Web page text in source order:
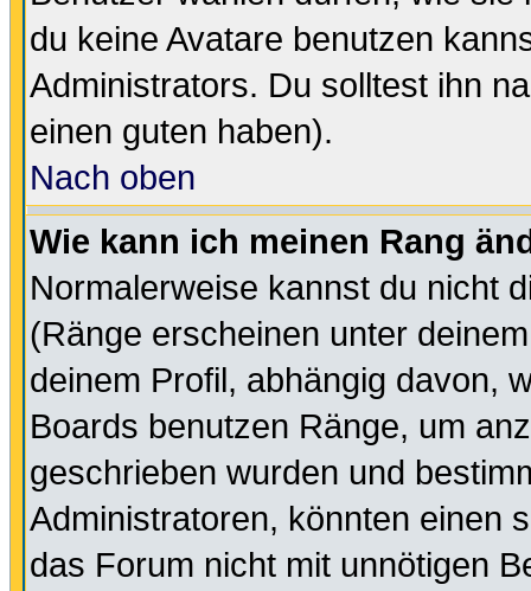
du keine Avatare benutzen
Administrators. Du solltest ihn
einen guten haben).
Nach oben
Wie kann ich meinen Rang
Normalerweise kannst du nicht
(Ränge erscheinen unter
deinem Profil, abhängig davon,
Boards benutzen Ränge, um
geschrieben wurden und
Administratoren, könnten einen
das Forum nicht mit unnötigen